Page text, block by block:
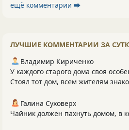
ещё комментарии ⮕
ЛУЧШИЕ КОММЕНТАРИИ ЗА
Владимир Кириченко
У каждого старого дома своя
Стоял тот дом, всем жителям
Галина Суховерх
Чайник должен пахнуть домом, в